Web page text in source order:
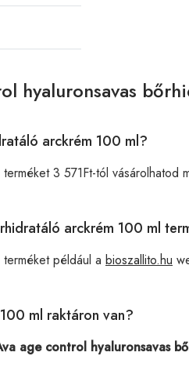
hyaluronsavas
arckrém 100 ml?
terméket 3 571Ft-tól vásárolhatod
arckrém 100 ml
terméket például a bioszallito.hu
ml raktáron van?
age control hyaluronsavas